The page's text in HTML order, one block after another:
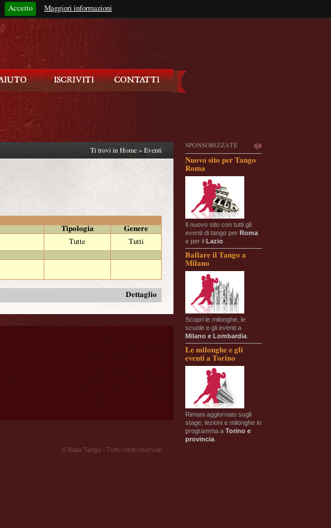
Accetto Maggiori informazioni
Rimani connesso?
SPONSORIZZATE
Nuovo sito per Tango
Roma
Il nuovo sito con tutti gli
eventi di tango per Roma
e per il Lazio
Ballare il Tango a
Milano
Scopri le milonghe, le
scuole e gli eventi a
Milano e Lombardia
Le milonghe e gli
eventi a Torino
Rimani aggiornato sugli
stage, lezioni e milonghe in
programma a Torino e
provincia
Ti trovi in Home » Eventi
Tipologia
Genere
Tutte
Tutti
Dettaglio
® Balla Tango - Tutti i diritti riservati